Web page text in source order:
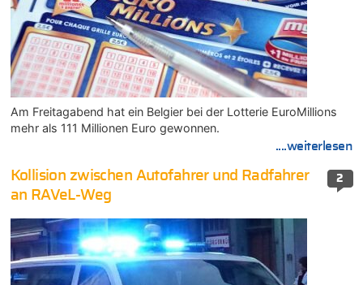
Am Freitagabend hat ein Belgier bei der Lotterie EuroMillions
mehr als 111 Millionen Euro gewonnen.
....weiterlesen
2
Kollision zwischen Autofahrer und Radfahrer
an RAVeL-Weg